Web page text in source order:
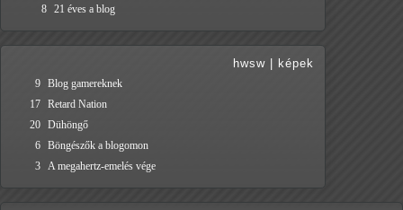
8 21 éves a blog
hwsw képek
9 Blog gamereknek
17 Retard Nation
20 Dühöngő
6 Böngészők a blogomon
3 A megahertz-emelés vége